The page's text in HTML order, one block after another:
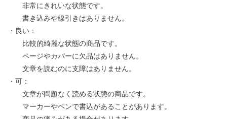
非常にきれいな状態です。
書き込みや線引きはありません。
・良い：
比較的綺麗な状態の商品です。
ページやカバーに欠品はありません。
文章を読むのに支障はありません。
・可：
文章が問題なく読める状態の商品です。
マーカーやペンで書込があることがあります。